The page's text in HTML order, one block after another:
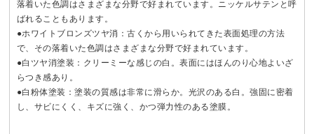
落着いた色調はさまざまな分野で好まれています。ニッケルサテンと呼
ばれることもあります。
●ホワイトブロンズツヤ消：古くから用いられてきた表面処理の方法
で、その落着いた色調はさまざまな分野で好まれています。
●白ツヤ消塗装：クリーミーな感じの白。表面にはほんのり心地よいざ
らつき感あり。
●白粉体塗装：塗装の質感は非常に滑らか。光沢のある白。強固に密着
し、サビにくく、キズに強く、かつ弾力性のある塗膜。